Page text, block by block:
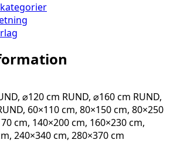
⌀120 cm RUND, ⌀160 cm RUND,
60×110 cm, 80×150 cm, 80×250
cm, 140×200 cm, 160×230 cm,
240×340 cm, 280×370 cm